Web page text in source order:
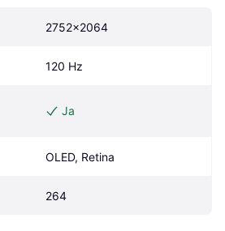
2752x2064
120 Hz
Ja
OLED, Retina
264